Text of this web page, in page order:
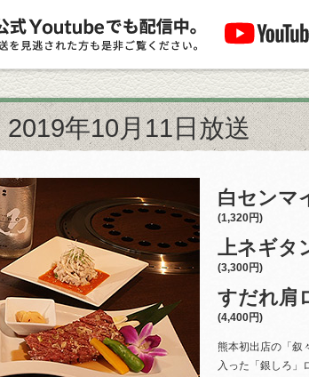
2019年10月11日放送
白センマ
(1,320円)
上ネギタ
(3,300円)
すだれ肩
(4,400円)
熊本初出店の「叙
入った「銀しろ」